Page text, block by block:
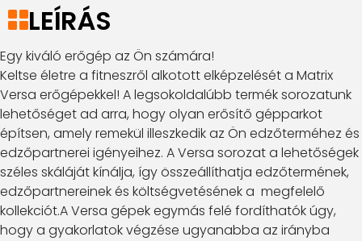
LEÍRÁS
Egy kiváló erőgép az Ön számára!
Keltse életre a fitneszről alkotott elképzelését a Matrix
Versa erőgépekkel! A legsokoldalúbb termék sorozatunk
lehetőséget ad arra, hogy olyan erősítő gépparkot
építsen, amely remekül illeszkedik az Ön edzőterméhez és
edzőpartnerei igényeihez. A Versa sorozat a lehetőségek
széles skáláját kínálja, így összeállíthatja edzőtermének,
edzőpartnereinek és költségvetésének a megfelelő
kollekciót.A Versa gépek egymás felé fordíthatók úgy,
hogy a gyakorlatok végzése ugyanabba az irányba